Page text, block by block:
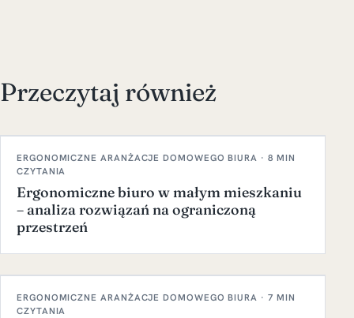
Przeczytaj również
ERGONOMICZNE ARANŻACJE DOMOWEGO BIURA · 8 MIN
CZYTANIA
Ergonomiczne biuro w małym mieszkaniu
– analiza rozwiązań na ograniczoną
przestrzeń
ERGONOMICZNE ARANŻACJE DOMOWEGO BIURA · 7 MIN
CZYTANIA